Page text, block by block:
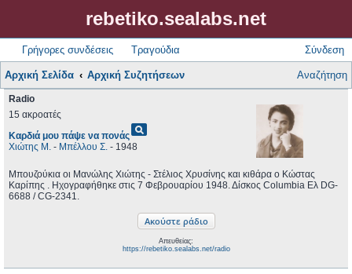
rebetiko.sealabs.net
Γρήγορες συνδέσεις Τραγούδια Σύνδεση
Αρχική Σελίδα Αρχική Συζητήσεων Αναζήτηση
Radio
15 ακροατές
Καρδιά μου πάψε να πονάςpageview
Χιώτης Μ. - Μπέλλου Σ. - 1948
Μπουζούκια οι Μανώλης Χιώτης - Στέλιος Χρυσίνης και κιθάρα ο Κώστας
Καρίπης . Ηχογραφήθηκε στις 7 Φεβρουαρίου 1948. Δίσκος Columbia Ελ DG-
6688 / CG-2341.
Απευθείας:
https://rebetiko.sealabs.net/radio